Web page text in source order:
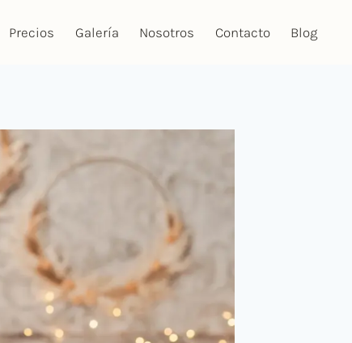
Precios Galería Nosotros Contacto Blog